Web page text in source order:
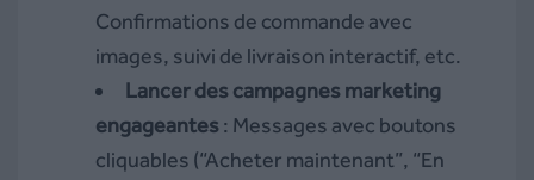
Confirmations de commande avec
images, suivi de livraison interactif, etc.
Lancer des campagnes marketing
engageantes: Messages avec boutons
cliquables (“Acheter maintenant”, “En